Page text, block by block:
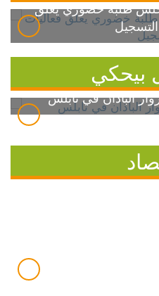
طلبة خضوري يعلق
بيحكي
الباذان في نابلس